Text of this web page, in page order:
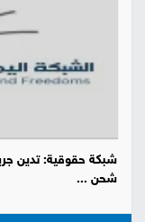
شبكة حقوقية: تدين
شحن ...